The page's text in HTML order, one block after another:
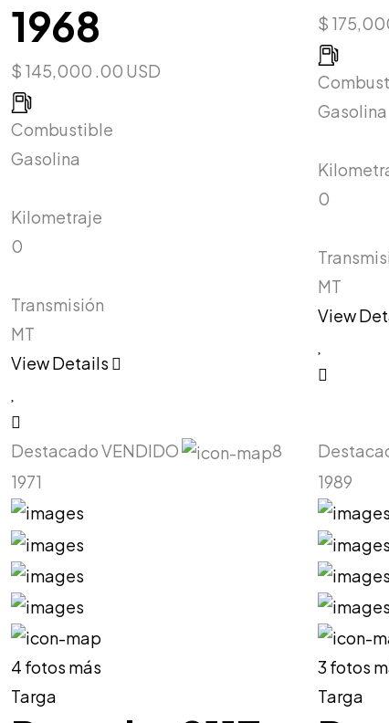
1968
$ 145,000 .00 USD
Combustible
Gasolina
Kilometraje
0
Transmisión
MT
View Details
$
Gasolina
0
MT
View
DestacadoVENDIDO
8
1971
4 fotos más
Targa
1989
3 fotos
Targa